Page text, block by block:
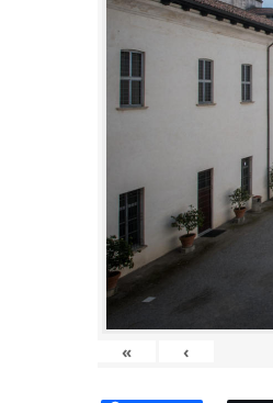
« ‹